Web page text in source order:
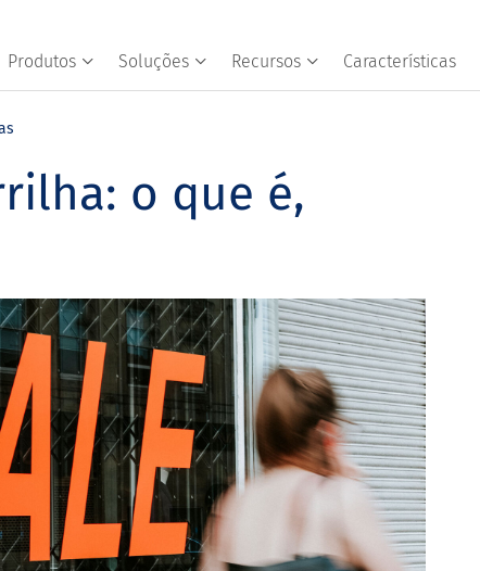
Produtos Soluções Recursos Características
o que é,